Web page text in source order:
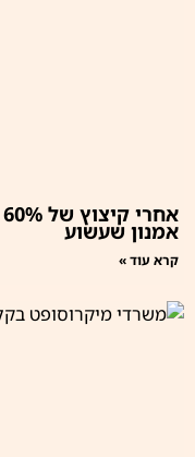
אמנון שעשוע
קרא עוד »